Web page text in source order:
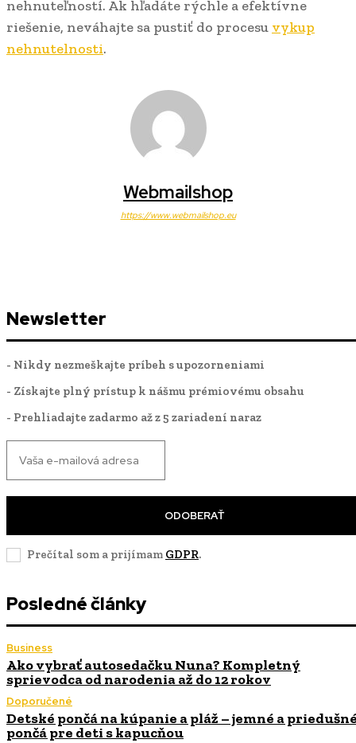
nehnuteľností. Ak hľadáte rýchle a efektívne
riešenie, neváhajte sa pustiť do procesu vykup
nehnutelnosti.
Webmailshop
https://www.webmailshop.eu
Newsletter
- Nikdy nezmeškajte príbeh s upozorneniami
- Získajte plný prístup k nášmu prémiovému obsahu
- Prehliadajte zadarmo až z 5 zariadení naraz
ODOBERAŤ
Prečítal som a prijímam GDPR.
Posledné články
Business
Ako vybrať autosedačku Nuna? Kompletný
sprievodca od narodenia až do 12 rokov
Doporučené
Detské pončá na kúpanie a pláž – jemné a
pončá pre deti s kapucňou